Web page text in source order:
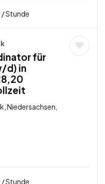
/ Stunde
für
d) in
Niedersachsen,
/ Stunde